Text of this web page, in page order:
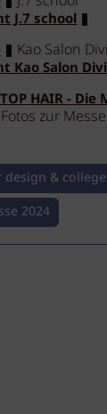
J.7 school
Kao Salon
Kao Salon
TOP HAIR - Die
zur
design & college
2024